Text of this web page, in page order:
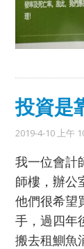
投資是
2019-4-10 上午
我一位會計
師樓，辦公
他們很希望
手，過四年
搬去租鰂魚